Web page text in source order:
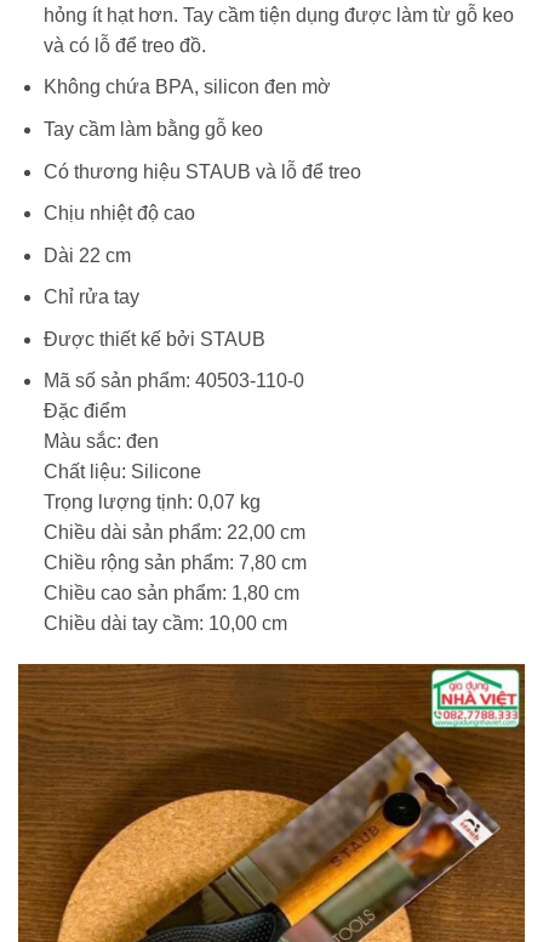
hỏng ít hạt hơn. Tay cầm tiện dụng được làm từ gỗ keo
và có lỗ để treo đồ.
Không chứa BPA, silicon đen mờ
Tay cầm làm bằng gỗ keo
Có thương hiệu STAUB và lỗ để treo
Chịu nhiệt độ cao
Dài 22 cm
Chỉ rửa tay
Được thiết kế bởi STAUB
Mã số sản phẩm: 40503-110-0
Đặc điểm
Màu sắc: đen
Chất liệu: Silicone
Trọng lượng tịnh: 0,07 kg
Chiều dài sản phẩm: 22,00 cm
Chiều rộng sản phẩm: 7,80 cm
Chiều cao sản phẩm: 1,80 cm
Chiều dài tay cầm: 10,00 cm